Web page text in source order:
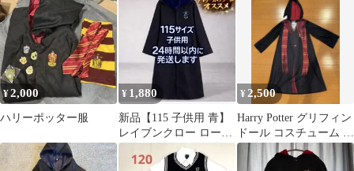
レゼント コスプレ服 文
から大人までサイズが
あり 変装 仮装 ロー
ブ クリスマス コスプレ
男女共用 ハッフルパ
フ 黄
¥2,000
ハリーポッター服
¥ 1,880
新品【115 子供用 青】
レイブンクロー ローブ
ハリーポッター ハリポ
¥ 2,500
Harry Potter グリフィン
ドール コスチューム 9
歳